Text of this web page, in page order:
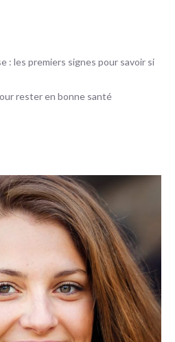
: les premiers signes pour savoir si
rester en bonne santé